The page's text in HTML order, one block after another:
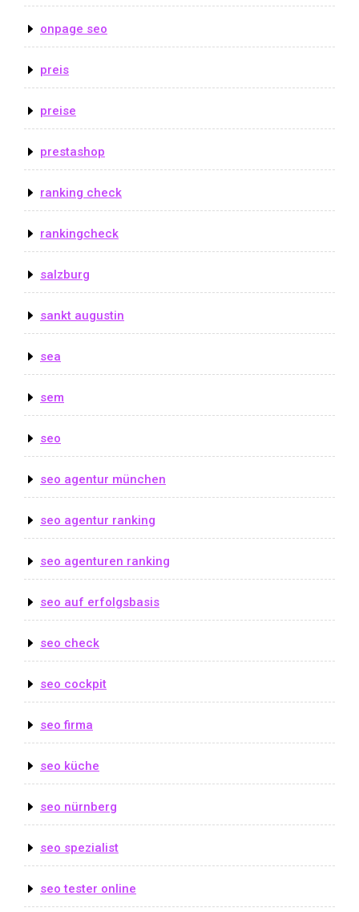
onpage seo
preis
preise
prestashop
ranking check
rankingcheck
salzburg
sankt augustin
sea
sem
seo
seo agentur münchen
seo agentur ranking
seo agenturen ranking
seo auf erfolgsbasis
seo check
seo cockpit
seo firma
seo küche
seo nürnberg
seo spezialist
seo tester online